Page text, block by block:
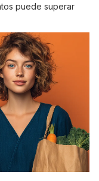
puede superar